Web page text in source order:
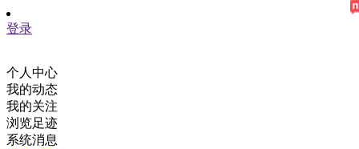
登录
个人中心
我的动态
我的关注
浏览足迹
系统消息